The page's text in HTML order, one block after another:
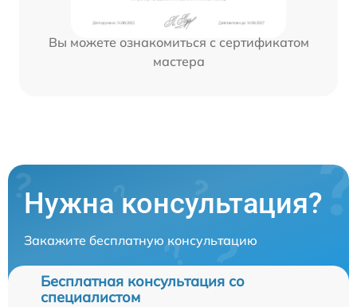
Вы можете ознакомиться с сертификатом
мастера
Нужна консультация?
Закажите бесплатную консультацию
Бесплатная консультация со
специалистом